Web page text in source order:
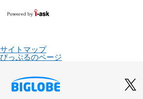
サイトマップ
びっぷるのページ